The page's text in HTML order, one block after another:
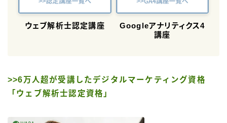
ウェブ解析士認定講座
Googleアナリティクス4
講座
>>6万人超が受講したデジタルマーケティング資格
「ウェブ解析士認定資格」